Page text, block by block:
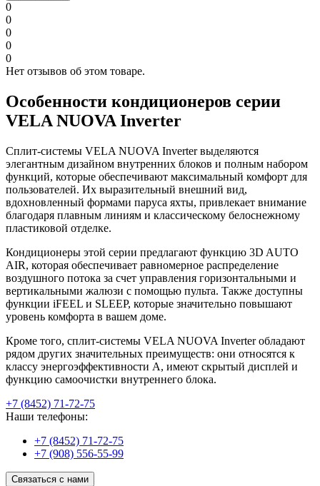
0
0
0
0
0
Нет отзывов об этом товаре.
Особенности кондиционеров серии
VELA NUOVA Inverter
Сплит-системы VELA NUOVA Inverter выделяются
элегантным дизайном внутренних блоков и полным набором
функций, которые обеспечивают максимальный комфорт для
пользователей. Их выразительный внешний вид,
вдохновленный формами паруса яхты, привлекает внимание
благодаря плавным линиям и классическому белоснежному
пластиковой отделке.
Кондиционеры этой серии предлагают функцию 3D AUTO
AIR, которая обеспечивает равномерное распределение
воздушного потока за счет управления горизонтальными и
вертикальными жалюзи с помощью пульта. Также доступны
функции iFEEL и SLEEP, которые значительно повышают
уровень комфорта в вашем доме.
Кроме того, сплит-системы VELA NUOVA Inverter обладают
рядом других значительных преимуществ: они относятся к
классу энергоэффективности А, имеют скрытый дисплей и
функцию самоочистки внутреннего блока.
+7 (8452) 71-72-75
Наши телефоны:
+7 (8452) 71-72-75
+7 (908) 556-55-99
Связаться с нами